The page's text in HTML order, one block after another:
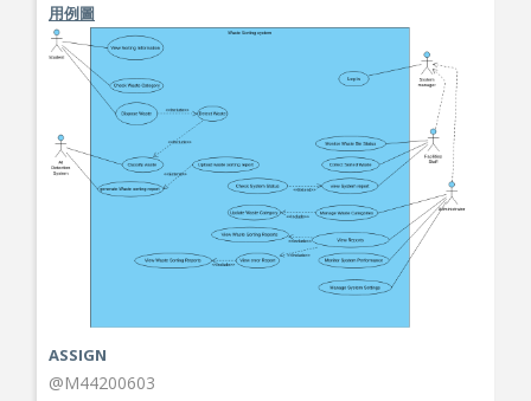
用例圖
ASSIGN
@M44200603